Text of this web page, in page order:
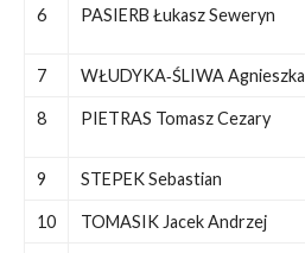
6 PASIERB Łukasz Seweryn
7 WŁUDYKA‑ŚLIWA Agnieszka
8 PIETRAS Tomasz Cezary
9 STEPEK Sebastian
10 TOMASIK Jacek Andrzej